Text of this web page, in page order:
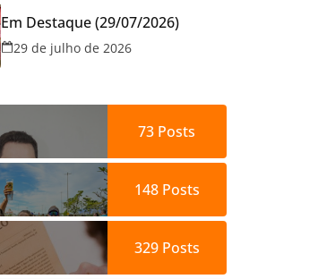
Em Destaque (29/07/2026)
29 de julho de 2026
73 Posts
148Posts
329Posts